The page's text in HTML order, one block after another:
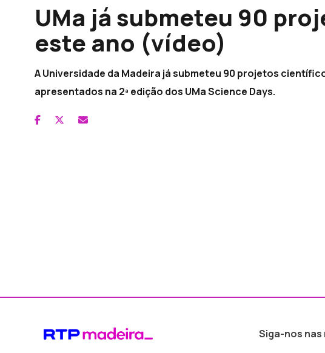
UMa já submeteu 90
este ano (vídeo)
A Universidade da Madeira já submeteu 90 projetos
apresentados na 2ª edição dos UMa Science Days.
Siga-nos